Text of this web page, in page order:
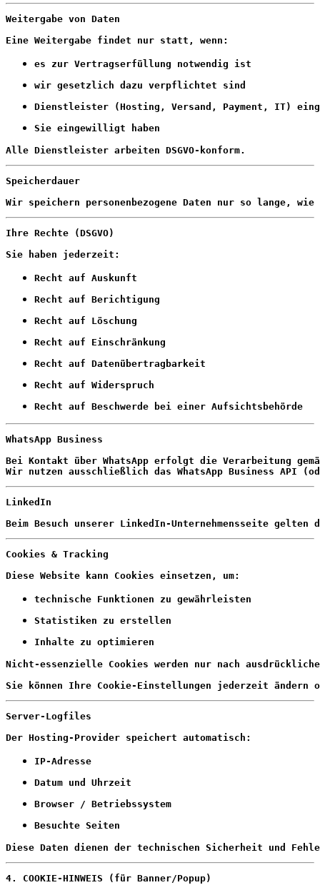
Weitergabe von Daten
Eine Weitergabe findet nur statt, wenn:
es zur Vertragserfüllung notwendig ist
wir gesetzlich dazu verpflichtet sind
Dienstleister (Hosting, Versand, Payment, IT)
Sie eingewilligt haben
Alle Dienstleister arbeiten DSGVO-konform.
Speicherdauer
Wir speichern personenbezogene Daten nur so lange,
Ihre Rechte (DSGVO)
Sie haben jederzeit:
Recht auf Auskunft
Recht auf Berichtigung
Recht auf Löschung
Recht auf Einschränkung
Recht auf Datenübertragbarkeit
Recht auf Widerspruch
Recht auf Beschwerde bei einer Aufsichtsbehörde
WhatsApp Business
Bei Kontakt über WhatsApp erfolgt die Verarbeitung
Wir nutzen ausschließlich das WhatsApp Business API
LinkedIn
Beim Besuch unserer LinkedIn-Unternehmensseite
Cookies & Tracking
Diese Website kann Cookies einsetzen, um:
technische Funktionen zu gewährleisten
Statistiken zu erstellen
Inhalte zu optimieren
Nicht-essenzielle Cookies werden nur nach
Sie können Ihre Cookie-Einstellungen jederzeit ändern
Server-Logfiles
Der Hosting-Provider speichert automatisch:
IP-Adresse
Datum und Uhrzeit
Browser / Betriebssystem
Besuchte Seiten
Diese Daten dienen der technischen Sicherheit und
4. COOKIE-HINWEIS (für Banner/Popup)